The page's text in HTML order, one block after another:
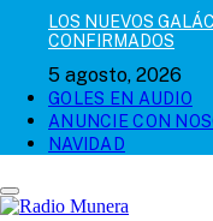
LOS NUEVOS
CONFIRMADOS
5 agosto, 2026
GOLES EN AUDIO
ANUNCIE CON
NAVIDAD